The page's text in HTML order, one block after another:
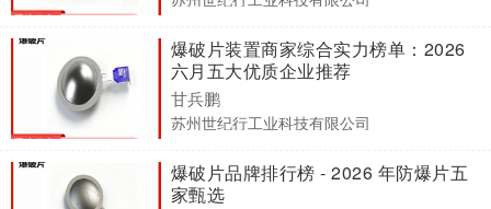
爆破片装置商家综合实力榜单：2026
六月五大优质企业推荐
甘兵鹏
苏州世纪行工业科技有限公司
爆破片品牌排行榜 - 2026 年防爆片五
家甄选